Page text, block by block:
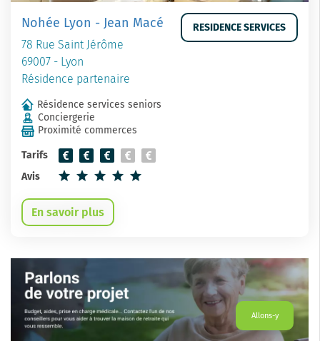
Nohée Lyon - Jean Macé
78 Rue Saint Jérôme
69007 - Lyon
Résidence partenaire
RESIDENCE SERVICES
Résidence services seniors
Conciergerie
Proximité commerces
Tarifs
Avis
En savoir plus
Allons-y